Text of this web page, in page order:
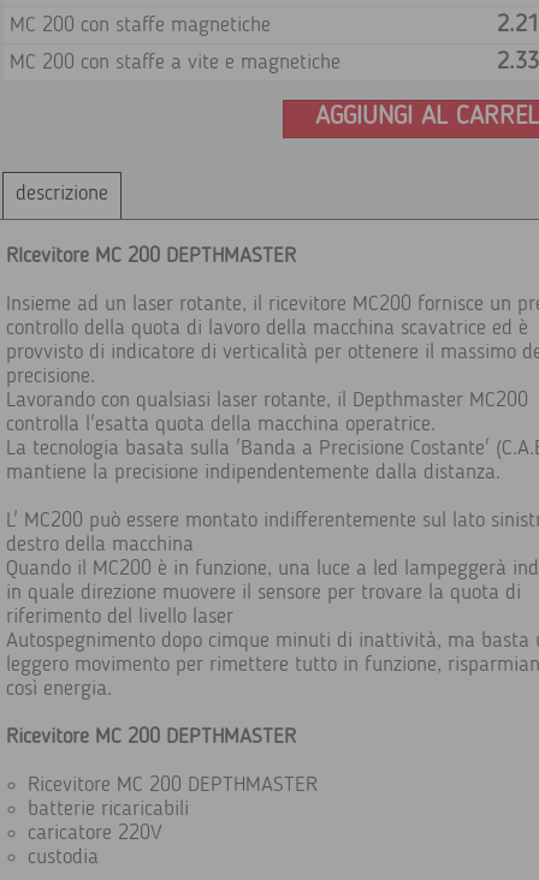
MC 200 con staffe magnetiche
MC 200 con staffe a vite e magnetiche
AGGIUNGI AL
descrizione
RIcevitore MC 200 DEPTHMASTER
Insieme ad un laser rotante, il ricevitore MC200 fornisce un
controllo della quota di lavoro della macchina scavatrice ed è
provvisto di indicatore di verticalità per ottenere il massimo
precisione.
Lavorando con qualsiasi laser rotante, il Depthmaster MC200
controlla l'esatta quota della macchina operatrice.
La tecnologia basata sulla 'Banda a Precisione Costante'
mantiene la precisione indipendentemente dalla distanza.
L' MC200 può essere montato indifferentemente sul lato
destro della macchina
Quando il MC200 è in funzione, una luce a led lampeggerà
in quale direzione muovere il sensore per trovare la quota di
riferimento del livello laser
Autospegnimento dopo cimque minuti di inattività, ma basta
leggero movimento per rimettere tutto in funzione,
così energia.
Ricevitore MC 200 DEPTHMASTER
Ricevitore MC 200 DEPTHMASTER
batterie ricaricabili
caricatore 220V
custodia